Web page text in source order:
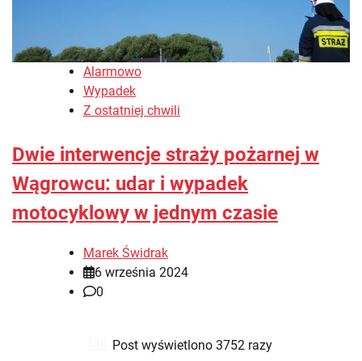
Alarmowo
Wypadek
Z ostatniej chwili
Dwie interwencje straży pożarnej w
Wągrowcu: udar i wypadek
motocyklowy w jednym czasie
Marek Świdrak
6 września 2024
0
Post wyświetlono 3752 razy